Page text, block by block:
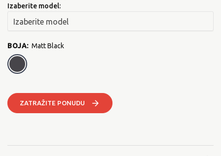
Izaberite model:
BOJA: Matt Black
ZATRAŽITE PONUDU